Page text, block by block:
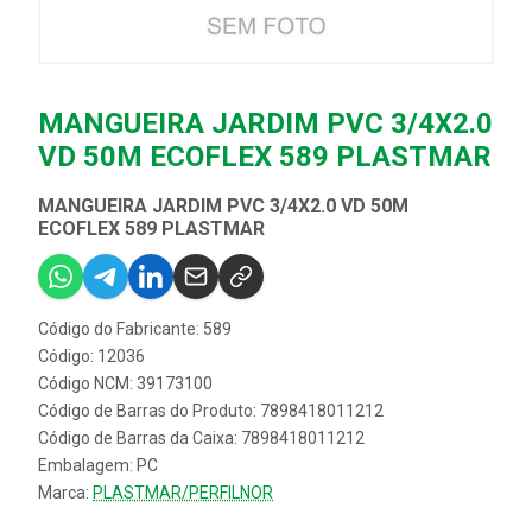
MANGUEIRA JARDIM PVC 3/4X2.0
VD 50M ECOFLEX 589 PLASTMAR
MANGUEIRA JARDIM PVC 3/4X2.0 VD 50M
ECOFLEX 589 PLASTMAR
Código do Fabricante: 589
Código: 12036
Código NCM: 39173100
Código de Barras do Produto: 7898418011212
Código de Barras da Caixa: 7898418011212
Embalagem: PC
Marca: PLASTMAR/PERFILNOR